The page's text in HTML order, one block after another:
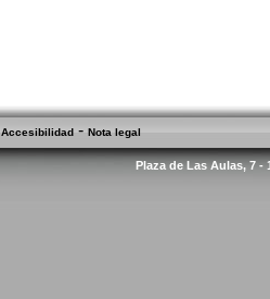
Accesibilidad - Nota legal
Plaza de Las Aulas, 7 -